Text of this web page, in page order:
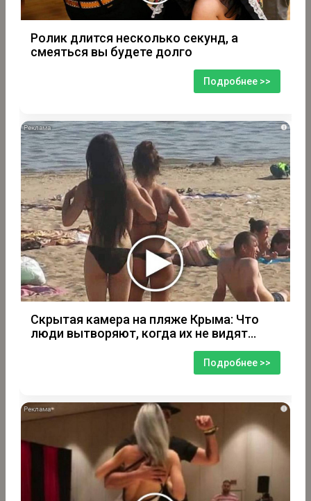
Ролик длится несколько секунд, а
смеяться вы будете долго
Подробнее >>
i
Скрытая камера на пляже Крыма: Что
люди вытворяют, когда их не видят...
Подробнее >>
i